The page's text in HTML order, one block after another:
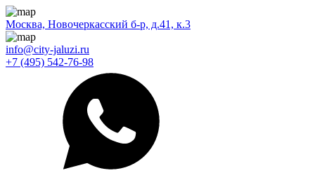
Москва, Новочеркасский б-р, д.41, к.3
info@city-jaluzi.ru
+7 (495) 542-76-98